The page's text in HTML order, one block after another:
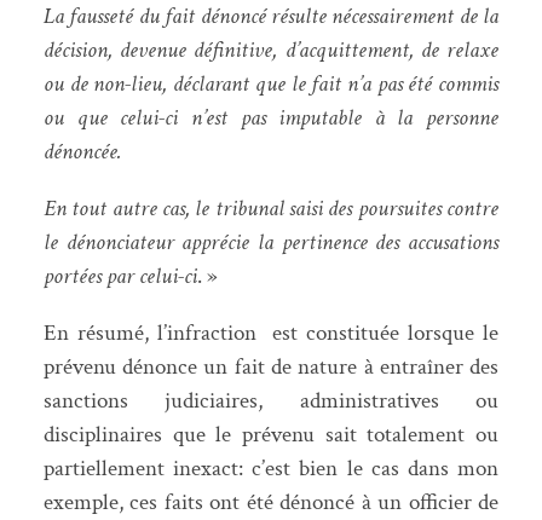
La fausseté du fait dénoncé résulte nécessairement de la
décision, devenue définitive, d’acquittement, de relaxe
ou de non-lieu, déclarant que le fait n’a pas été commis
ou que celui-ci n’est pas imputable à la personne
dénoncée.
En tout autre cas, le tribunal saisi des poursuites contre
le dénonciateur apprécie la pertinence des accusations
portées par celui-ci. »
En résumé, l’infraction est constituée lorsque le
prévenu dénonce un fait de nature à entraîner des
sanctions judiciaires, administratives ou
disciplinaires que le prévenu sait totalement ou
partiellement inexact: c’est bien le cas dans mon
exemple, ces faits ont été dénoncé à un officier de